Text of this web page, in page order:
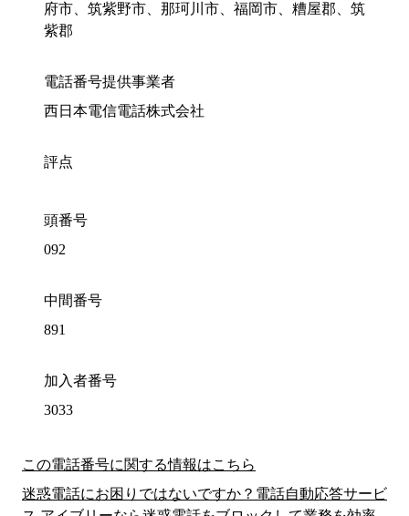
府市、筑紫野市、那珂川市、福岡市、糟屋郡、筑
紫郡
電話番号提供事業者
西日本電信電話株式会社
評点
頭番号
092
中間番号
891
加入者番号
3033
この電話番号に関する情報はこちら
迷惑電話にお困りではないですか？電話自動応答サービ